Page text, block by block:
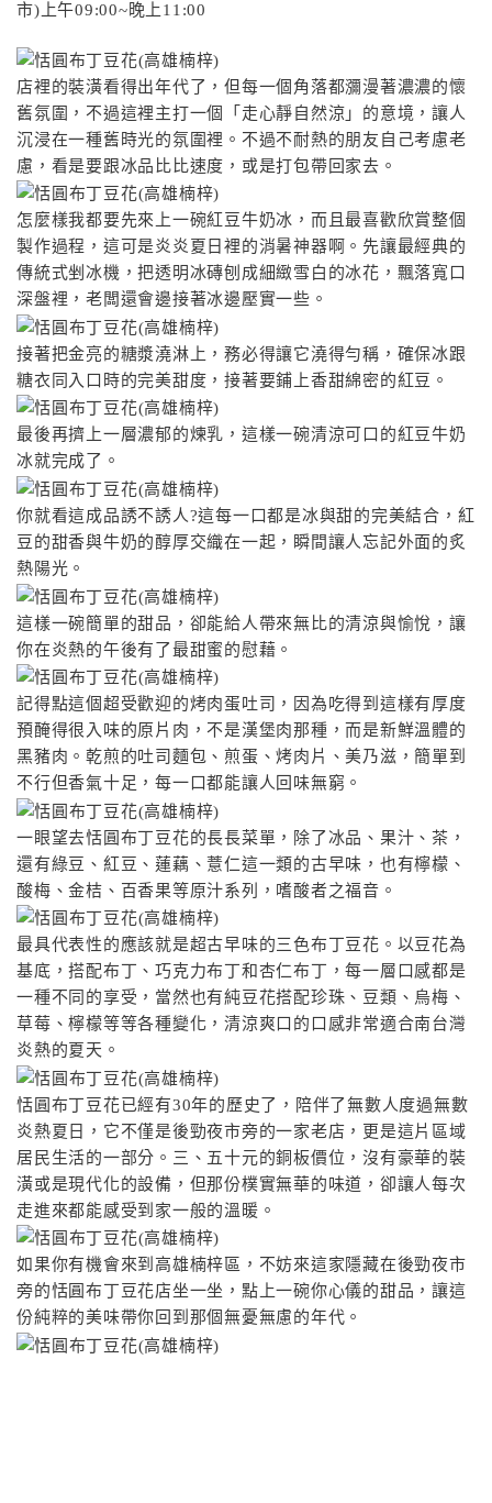
市)上午09:00~晚上11:00
店裡的裝潢看得出年代了，但每一個角落都瀰漫著濃濃的懷
舊氛圍，不過這裡主打一個「走心靜自然涼」的意境，讓人
沉浸在一種舊時光的氛圍裡。不過不耐熱的朋友自己考慮老
慮，看是要跟冰品比比速度，或是打包帶回家去。
怎麼樣我都要先來上一碗紅豆牛奶冰，而且最喜歡欣賞整個
製作過程，這可是炎炎夏日裡的消暑神器啊。先讓最經典的
傳統式剉冰機，把透明冰磚刨成細緻雪白的冰花，飄落寬口
深盤裡，老闆還會邊接著冰邊壓實一些。
接著把金亮的糖漿澆淋上，務必得讓它澆得勻稱，確保冰跟
糖衣同入口時的完美甜度，接著要鋪上香甜綿密的紅豆。
最後再擠上一層濃郁的煉乳，這樣一碗清涼可口的紅豆牛奶
冰就完成了。
你就看這成品誘不誘人?這每一口都是冰與甜的完美結合，紅
豆的甜香與牛奶的醇厚交織在一起，瞬間讓人忘記外面的炙
熱陽光。
這樣一碗簡單的甜品，卻能給人帶來無比的清涼與愉悅，讓
你在炎熱的午後有了最甜蜜的慰藉。
記得點這個超受歡迎的烤肉蛋吐司，因為吃得到這樣有厚度
預醃得很入味的原片肉，不是漢堡肉那種，而是新鮮溫體的
黑豬肉。乾煎的吐司麵包、煎蛋、烤肉片、美乃滋，簡單到
不行但香氣十足，每一口都能讓人回味無窮。
一眼望去恬圓布丁豆花的長長菜單，除了冰品、果汁、茶，
還有綠豆、紅豆、蓮藕、薏仁這一類的古早味，也有檸檬、
酸梅、金桔、百香果等原汁系列，嗜酸者之福音。
最具代表性的應該就是超古早味的三色布丁豆花。以豆花為
基底，搭配布丁、巧克力布丁和杏仁布丁，每一層口感都是
一種不同的享受，當然也有純豆花搭配珍珠、豆類、烏梅、
草莓、檸檬等等各種變化，清涼爽口的口感非常適合南台灣
炎熱的夏天。
恬圓布丁豆花已經有30年的歷史了，陪伴了無數人度過無數
炎熱夏日，它不僅是後勁夜市旁的一家老店，更是這片區域
居民生活的一部分。三、五十元的銅板價位，沒有豪華的裝
潢或是現代化的設備，但那份樸實無華的味道，卻讓人每次
走進來都能感受到家一般的溫暖。
如果你有機會來到高雄楠梓區，不妨來這家隱藏在後勁夜市
旁的恬圓布丁豆花店坐一坐，點上一碗你心儀的甜品，讓這
份純粹的美味帶你回到那個無憂無慮的年代。